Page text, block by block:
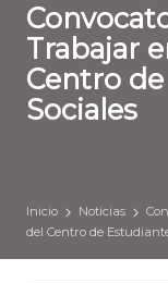
Trabajar
Centro
Sociales
Inicio Noticias
del Centro de